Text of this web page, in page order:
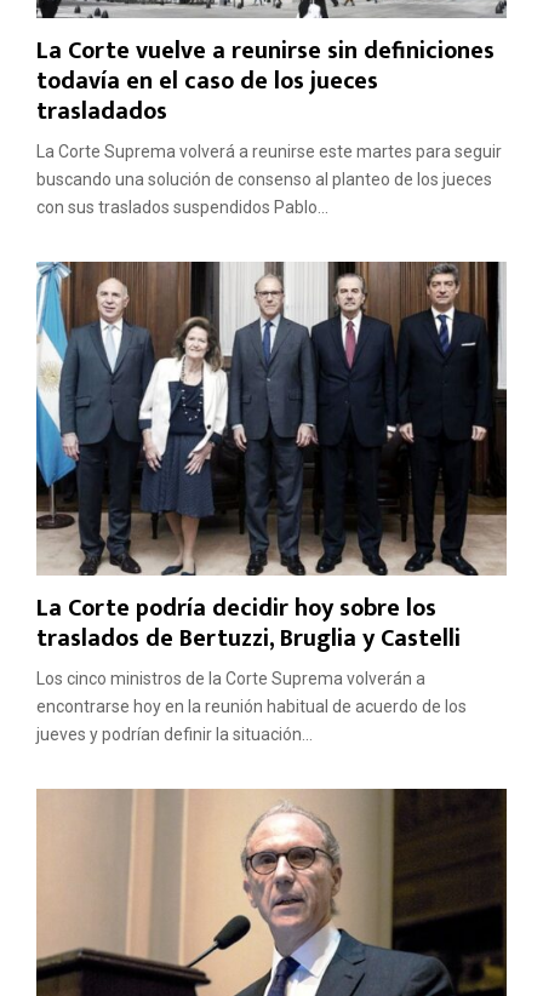
La Corte vuelve a reunirse sin definiciones
todavía en el caso de los jueces
trasladados
La Corte Suprema volverá a reunirse este martes para seguir
buscando una solución de consenso al planteo de los jueces
con sus traslados suspendidos Pablo...
La Corte podría decidir hoy sobre los
traslados de Bertuzzi, Bruglia y Castelli
Los cinco ministros de la Corte Suprema volverán a
encontrarse hoy en la reunión habitual de acuerdo de los
jueves y podrían definir la situación...